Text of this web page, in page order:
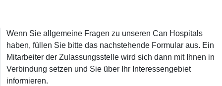
Wenn Sie allgemeine Fragen zu unseren Can Hospitals
haben, füllen Sie bitte das nachstehende Formular aus. Ein
Mitarbeiter der Zulassungsstelle wird sich dann mit Ihnen in
Verbindung setzen und Sie über Ihr Interessengebiet
informieren.